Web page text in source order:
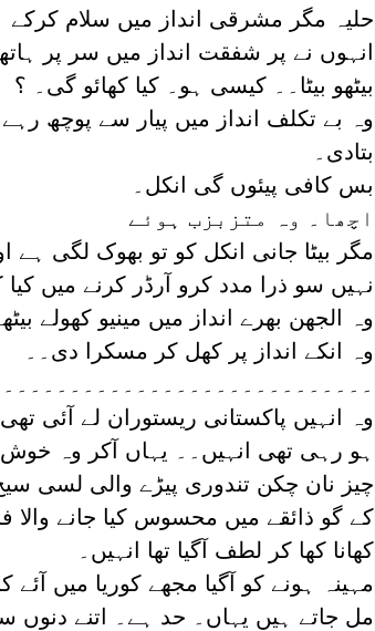
حلیہ مگر مشرقی انداز میں سلام کرکے
انہوں نے پر شفقت انداز میں سر پر
بیٹھو بیٹا۔۔ کیسی ہو۔ کیا کھائو گی۔ ؟
وہ بے تکلف انداز میں پیار سے پوچھ
بتادی۔
بس کافی پیئوں گی انکل۔
اچھا۔ وہ متزبزب ہوئے
مگر بیٹا جانی انکل کو تو بھوک لگی ہے
نہیں سو ذرا مدد کرو آرڈر کرنے میں کیا
وہ الجھن بھرے انداز میں مینیو کھولے
وہ انکے انداز پر کھل کر مسکرا دی۔۔
وہ انہیں پاکستانی ریستوران لے آئی
ہو رہی تھی انہیں۔۔ یہاں آکر وہ خوش
چیز نان چکن تندوری پیڑے والی لسی
کے گو ذائقے میں محسوس کیا جانے والا
کھانا کھا کر لطف آگیا تھا انہیں۔
مہینہ ہونے کو آگیا مجھے کوریا میں آئے
مل جاتے ہیں یہاں۔ حد ہے۔ اتنے دنوں